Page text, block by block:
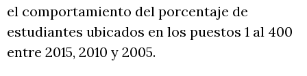
el comportamiento del porcentaje de
estudiantes ubicados en los puestos 1 al 400
entre 2015, 2010 y 2005.